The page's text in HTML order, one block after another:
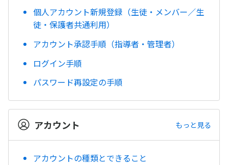
個人アカウント新規登録（生徒・メンバー／生
徒・保護者共通利用）
アカウント承認手順（指導者・管理者）
ログイン手順
パスワード再設定の手順
アカウント もっと見る
アカウントの種類とできること